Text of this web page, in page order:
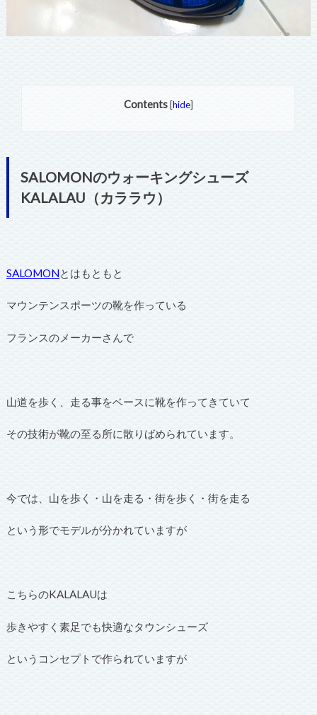
Contents [hide]
SALOMONのウォーキングシューズ
KALALAU（カララウ）
SALOMONとはもともと
マウンテンスポーツの靴を作っている
フランスのメーカーさんで
山道を歩く、走る事をベースに靴を作ってきていて
その技術が靴の至る所に散りばめられています。
今では、山を歩く・山を走る・街を歩く・街を走る
という形でモデルが分かれていますが
こちらのKALALAUは
歩きやすく素足でも快適なタウンシューズ
というコンセプトで作られていますが